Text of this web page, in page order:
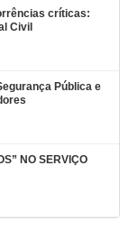
críticas:
Civil
Pública e
NO SERVIÇO